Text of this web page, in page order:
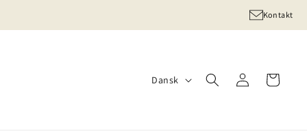
Kontakt
Dansk
Log
ind
Indkøbskurv